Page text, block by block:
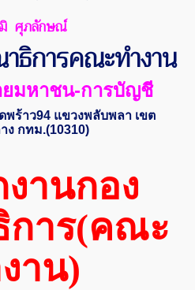
ศุภลักษณ์
ธิการคณะทำงาน
มหาชน-การบัญชี
พร้าว94 แขวงพลับพลา เขต
ง กทม.(10310)
านกอง
าร(คณะ
าน)